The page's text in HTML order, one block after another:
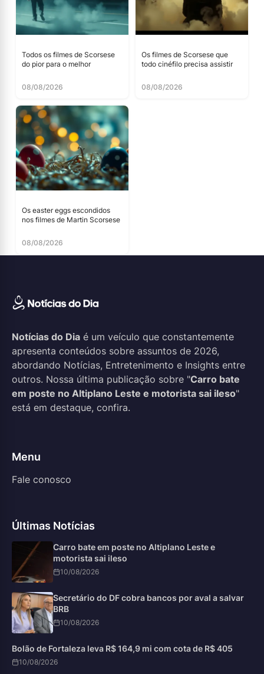
Todos os filmes de Scorsese
do pior para o melhor
08/08/2026
Os filmes de Scorsese que
todo cinéfilo precisa assistir
08/08/2026
Os easter eggs escondidos
nos filmes de Martin Scorsese
08/08/2026
Notícias do Dia é um veículo que constantemente
apresenta conteúdos sobre assuntos de 2026,
abordando Notícias, Entretenimento e Insights entre
outros. Nossa última publicação sobre "Carro bate
em poste no Altiplano Leste e motorista sai ileso"
está em destaque, confira.
Menu
Fale conosco
Últimas Notícias
Carro bate em poste no Altiplano Leste e
motorista sai ileso
10/08/2026
Secretário do DF cobra bancos por aval a salvar
BRB
10/08/2026
Bolão de Fortaleza leva R$ 164,9 mi com cota de R$ 405
10/08/2026